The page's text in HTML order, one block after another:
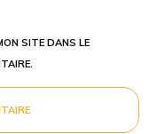
SITE DANS LE